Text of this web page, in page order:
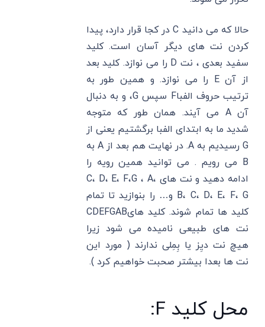
حالا که می دانید C در کجا قرار دارد، پیدا
کردن نت های دیگر آسان است. کلید
سفید بعدی ، نت D را می نوازد. کلید بعد
از آن E را می نوازد. و همین طور به
ترتیب حروف الفباF سپس G، و به دنبال
آن A می آیند. همان طور که متوجه
شدید ما به ابتدای الفبا برگشتیم یعنی از
G رسیدیم به A. در نهایت هم بعد از A به
B می رویم . می توانید همین رویه را
ادامه دهید و نت های C، D، E، F،G ، A،
B، C، D، E، F، G و… را بنوازید تا تمام
کلید ها تمام شوند. کلید هایCDEFGAB
نت های طبیعی نامیده می شود زیرا
هیچ نت دیِز یا بِمِلی ندارند ( مورد این
نت ها بعدا بیشتر صحبت خواهیم کرد ).
محل کلید F: